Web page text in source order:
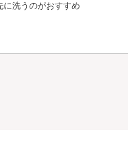
に洗うのがおすすめ